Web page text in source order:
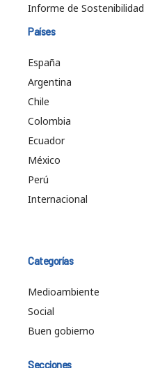
Informe de Sostenibilidad
Países
España
Argentina
Chile
Colombia
Ecuador
México
Perú
Internacional
Categorías
Medioambiente
Social
Buen gobierno
Secciones